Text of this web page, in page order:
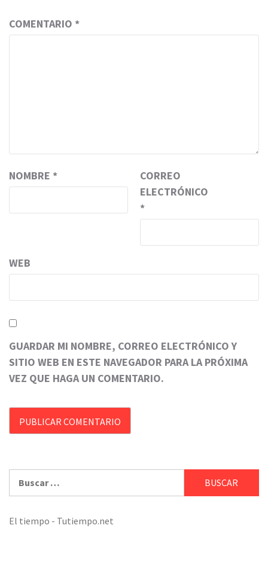
COMENTARIO *
NOMBRE *
CORREO
ELECTRÓNICO
*
WEB
GUARDAR MI NOMBRE, CORREO ELECTRÓNICO Y
SITIO WEB EN ESTE NAVEGADOR PARA LA PRÓXIMA
VEZ QUE HAGA UN COMENTARIO.
El tiempo - Tutiempo.net